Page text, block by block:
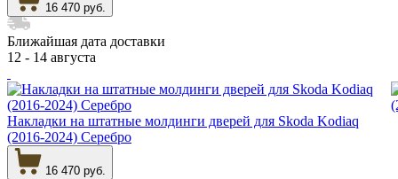
16 470 руб.
Ближайшая дата доставки
12 - 14 августа
Накладки на штатные молдинги дверей для Skoda Kodiaq
(2016-2024) Серебро
16 470 руб.